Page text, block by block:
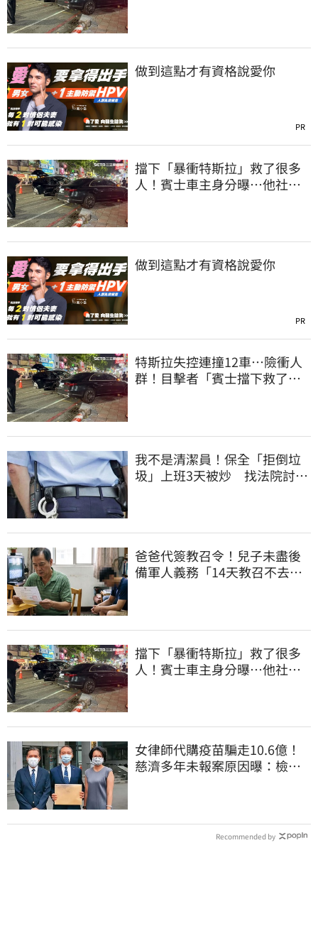
做到這點才有資格說愛你
PR
擋下「暴衝特斯拉」救了很多
人！賓士車主身分曝…他社群
做到這點才有資格說愛你
PR
特斯拉失控連撞12車…險衝人
群！目擊者「賓士擋下救了好
我不是清潔員！保全「拒倒垃
圾」上班3天被炒 找法院討公
爸爸代簽教召令！兒子未盡後
備軍人義務「14天教召不去」
擋下「暴衝特斯拉」救了很多
人！賓士車主身分曝…他社群
女律師代購疫苗騙走10.6億！
慈濟多年未報案原因曝：檢警
Recommended by